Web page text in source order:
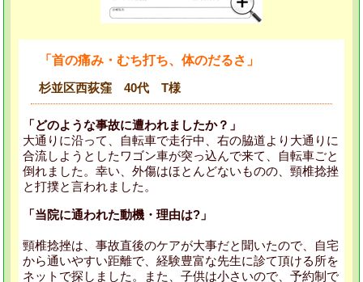
「首の痛み・むち打ち、体のだるさ」
杉並区西荻窪 40代 T様
「どのような事故に遭われましたか？」
大通りに沿って、自転車で走行中、右の脇道より大通りに
合流しようとしたワゴン車が突っ込んで来て、自転車ごと
倒れました。幸い、外傷はほとんどないものの、頸椎捻挫
と打撲と言われました。
「当院に通われた動機・理由は?」
頸椎捻挫は、事故直後のケアが大事だと聞いたので、自宅
から通いやすい距離で、経験豊富な先生に診て頂ける所を
ネットで探しました。また、子供は小さいので、予約制で